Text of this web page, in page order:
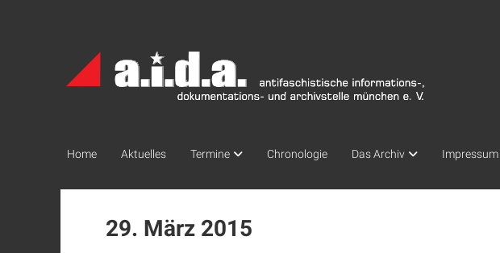
Archiv
München
Home Aktuelles Termine Chronologie Das Archiv Impressum
29. März 2015